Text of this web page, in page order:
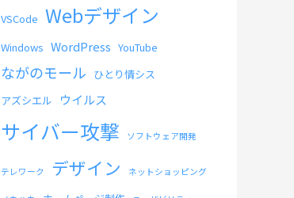
VSCode Webデザイン
Windows WordPress YouTube
ながのモール ひとり情シス
アズシエル
ウイルス
サイバー攻撃 ソフトウェア開発
テレワーク デザイン ネットショッピング